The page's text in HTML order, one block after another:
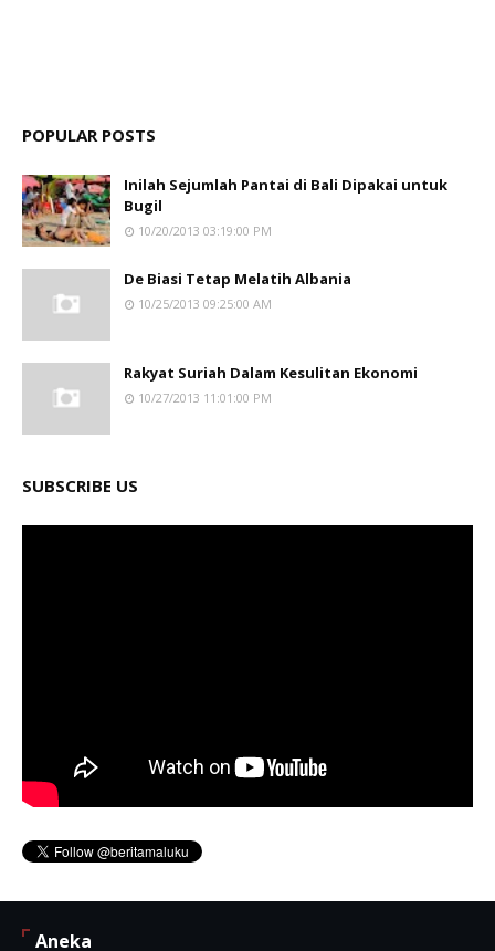
POPULAR POSTS
Inilah Sejumlah Pantai di Bali Dipakai untuk
Bugil
10/20/2013 03:19:00 PM
De Biasi Tetap Melatih Albania
10/25/2013 09:25:00 AM
Rakyat Suriah Dalam Kesulitan Ekonomi
10/27/2013 11:01:00 PM
SUBSCRIBE US
Aneka